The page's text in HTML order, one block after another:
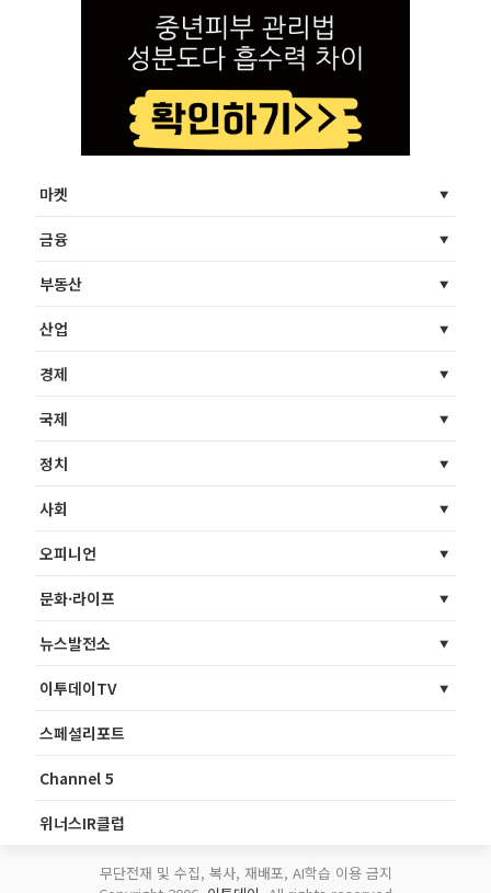
마켓
금융
부동산
산업
경제
국제
정치
사회
오피니언
문화·라이프
뉴스발전소
이투데이TV
스페셜리포트
Channel 5
위너스IR클럽
무단전재 및 수집, 복사, 재배포, AI학습 이용 금지